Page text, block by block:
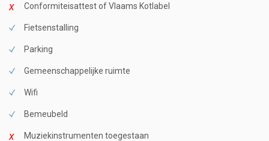
Conformiteisattest of Vlaams Kotlabel
Fietsenstalling
Parking
Gemeenschappelijke ruimte
Wifi
Bemeubeld
Muziekinstrumenten toegestaan